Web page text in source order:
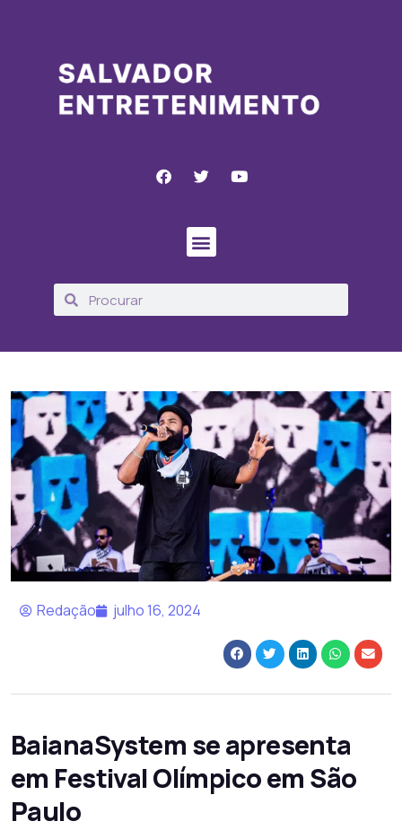
Redação julho 16, 2024
BaianaSystem se apresenta
em Festival Olímpico em São
Paulo